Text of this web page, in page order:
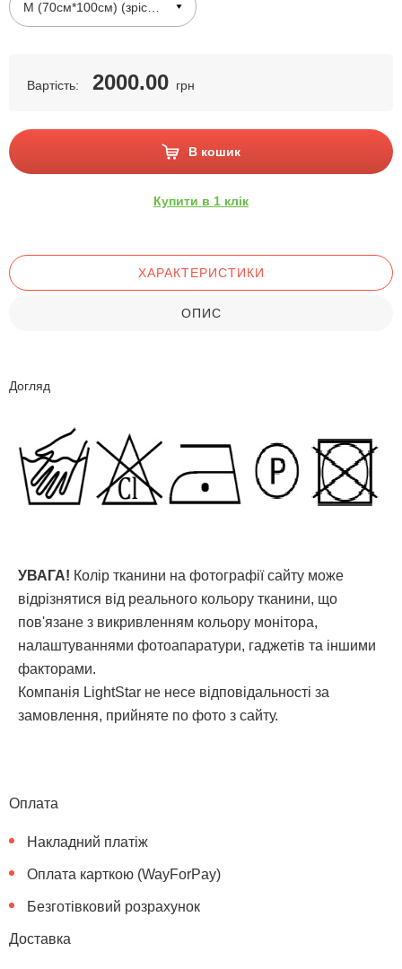
Вартість: 2000.00 грн
В кошик
Купити в 1 клік
ХАРАКТЕРИСТИКИ
ОПИС
Догляд
УВАГА! Колір тканини на фотографії сайту може
відрізнятися від реального кольору тканини, що
пов'язане з викривленням кольору монітора,
налаштуваннями фотоапаратури, гаджетів та іншими
факторами.
Компанія LightStar не несе відповідальності за
замовлення, прийняте по фото з сайту.
Оплата
Накладний платіж
Оплата карткою (WayForPay)
Безготівковий розрахунок
Доставка